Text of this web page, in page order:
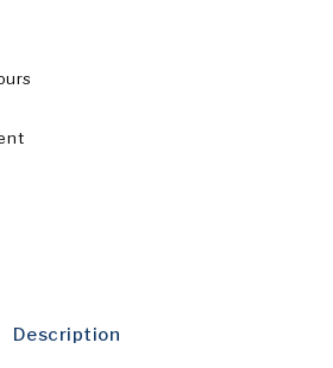
Description